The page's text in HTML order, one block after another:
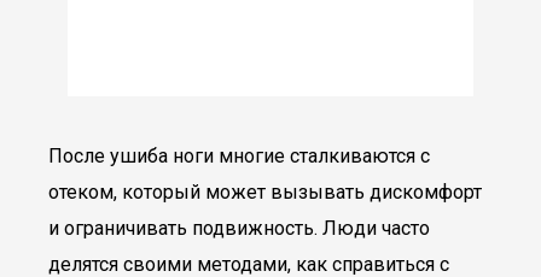
После ушиба ноги многие сталкиваются с
отеком, который может вызывать дискомфорт
и ограничивать подвижность. Люди часто
делятся своими методами, как справиться с